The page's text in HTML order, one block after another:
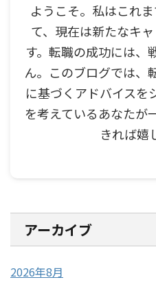
ようこそ。私はこれ
て、現在は新たなキ
す。転職の成功には、
ん。このブログでは、
に基づくアドバイスを
を考えているあなたが
きれば嬉
アーカイブ
2026年8月